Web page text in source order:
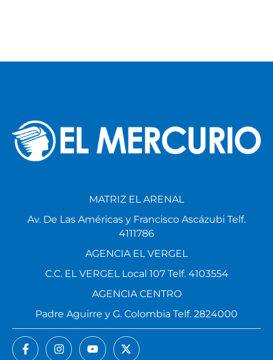
MATRIZ EL ARENAL
Av. De Las Américas y Francisco Ascázubi Telf.
4111786
AGENCIA EL VERGEL
C.C. EL VERGEL Local 107 Telf. 4103554
AGENCIA CENTRO
Padre Aguirre y G. Colombia Telf. 2824000